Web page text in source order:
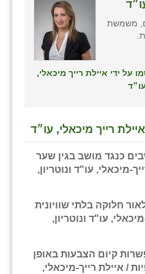
משמשת
על ידי איילת רייך מיכאלי,
עו״ד
רייך מיכאלי, עו״ד
כנגד מושב בגין שער
מיכאלי, עו"ד ונוטריון,
חלוקה בלתי שוויונית
עו"ד ונוטריון,
קיום הצבעות באופן
/ איילת רייך-מיכאלי,